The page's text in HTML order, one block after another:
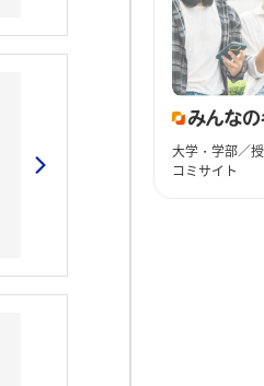
大学・学部／
コミサイト